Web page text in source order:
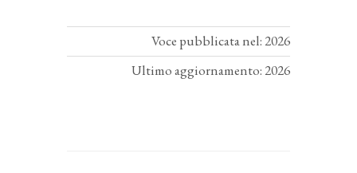
Voce pubblicata nel: 2026
Ultimo aggiornamento: 2026